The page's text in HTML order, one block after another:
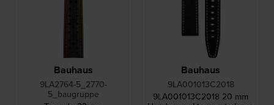
Bauhaus
9LA2764-5_2770-
5_baugruppe
Bauhaus
9LA001013C2018
9LA001013C2018 20 mm